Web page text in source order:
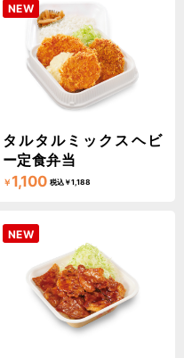
NEW
タルタルミックスヘビ
ー定食弁当
￥1,100 税込￥1,188
NEW